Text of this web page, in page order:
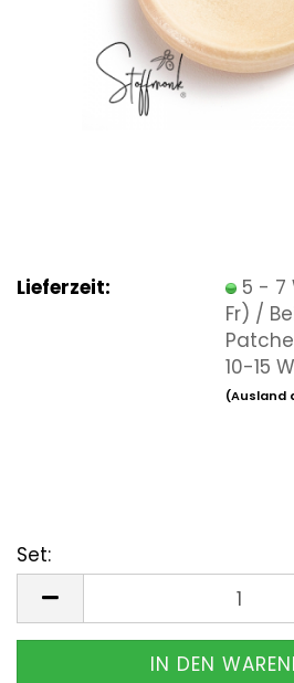
Lieferzeit:
5 - 7
Fr) /
10-15
(Ausland
Set: